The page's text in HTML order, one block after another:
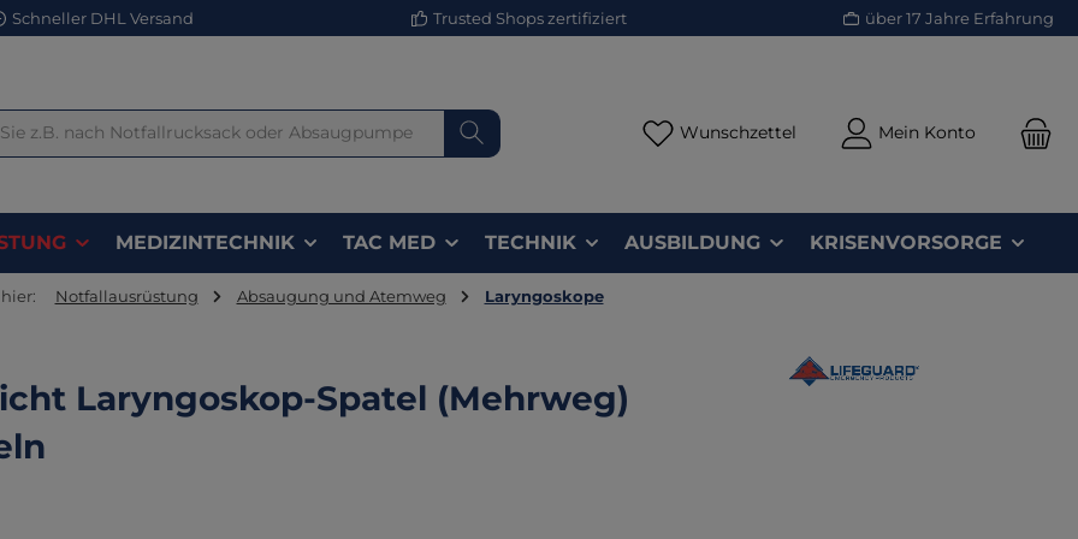
Schneller DHL Versand Trusted Shops zertifiziert über 17 Jahre Erfahrung
Wunschzettel Du hast 0 Produkte auf dem
Mein Konto
MEDIZINTECHNIK TAC MED TECHNIK AUSBILDUNG KRISENVORSORGE
Notfallausrüstung Absaugung und Atemweg Laryngoskope
Laryngoskop-Spatel (Mehrweg)